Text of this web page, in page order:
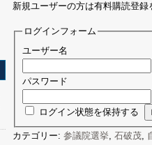
新規ユーザーの方は有料購読登録
ログインフォーム
ユーザー名
パスワード
ログイン状態を保持する
カテゴリー: 参議院選挙 石破茂